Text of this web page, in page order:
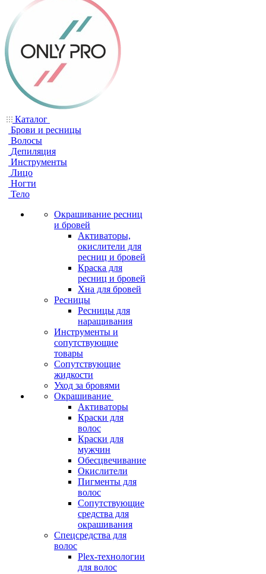
Каталог
Брови и ресницы
Волосы
Депиляция
Инструменты
Лицо
Ногти
Тело
Окрашивание ресниц
и бровей
Активаторы,
окислители для
ресниц и бровей
Краска для
ресниц и бровей
Хна для бровей
Ресницы
Ресницы для
наращивания
Инструменты и
сопутствующие
товары
Сопутствующие
жидкости
Уход за бровями
Окрашивание
Активаторы
Краски для
волос
Краски для
мужчин
Обесцвечивание
Окислители
Пигменты для
волос
Сопутствующие
средства для
окрашивания
Спецсредства для
волос
Plex-технологии
для волос